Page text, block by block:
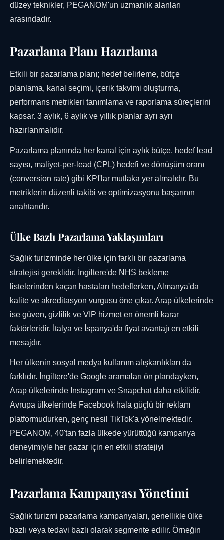
düzey teknikler, PEGANOM'un uzmanlık alanları
arasındadır.
Pazarlama Planı Hazırlama
Etkili bir pazarlama planı; hedef belirleme, bütçe
planlama, kanal seçimi, içerik takvimi oluşturma,
performans metrikleri tanımlama ve raporlama süreçlerini
kapsar. 3 aylık, 6 aylık ve yıllık planlar ayrı ayrı
hazırlanmalıdır.
Pazarlama planında her kanal için aylık bütçe, hedef lead
sayısı, maliyet-per-lead (CPL) hedefi ve dönüşüm oranı
(conversion rate) gibi KPI'lar mutlaka yer almalıdır. Bu
metriklerin düzenli takibi ve optimizasyonu başarının
anahtarıdır.
Ülke Bazlı Pazarlama Yaklaşımları
Sağlık turizminde her ülke için farklı bir pazarlama
stratejisi gereklidir. İngiltere'de NHS bekleme
listelerinden kaçan hastaları hedeflerken, Almanya'da
kalite ve akreditasyon vurgusu öne çıkar. Arap ülkelerinde
ise güven, gizlilik ve VIP hizmet en önemli karar
faktörleridir. İtalya ve İspanya'da fiyat avantajı en etkili
mesajdır.
Her ülkenin sosyal medya kullanım alışkanlıkları da
farklıdır. İngiltere'de Google aramaları ön plandayken,
Arap ülkelerinde Instagram ve Snapchat daha etkilidir.
Avrupa ülkelerinde Facebook hala güçlü bir reklam
platformudurken, genç nesil TikTok'a yönelmektedir.
PEGANOM, 40'tan fazla ülkede yürüttüğü kampanya
deneyimiyle her pazar için en etkili stratejiyi
belirlemektedir.
Pazarlama Kampanyası Yönetimi
Sağlık turizmi pazarlama kampanyaları, genellikle ülke
bazlı veya tedavi bazlı olarak segmente edilir. Örneğin